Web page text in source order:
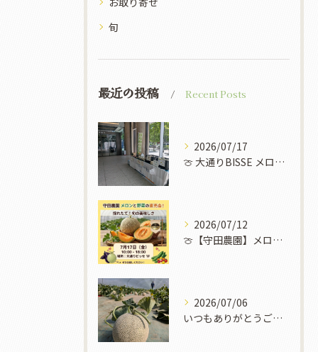
旬
最近の投稿 Recent Posts
2026/07/17
​🍈 大通りBISSE メロン販売会のお知らせ 🍈
2026/07/12
🍈【守田農園】メロンと野菜の直売イベント開催！✨🌽
2026/07/06
いつもありがとうございます！